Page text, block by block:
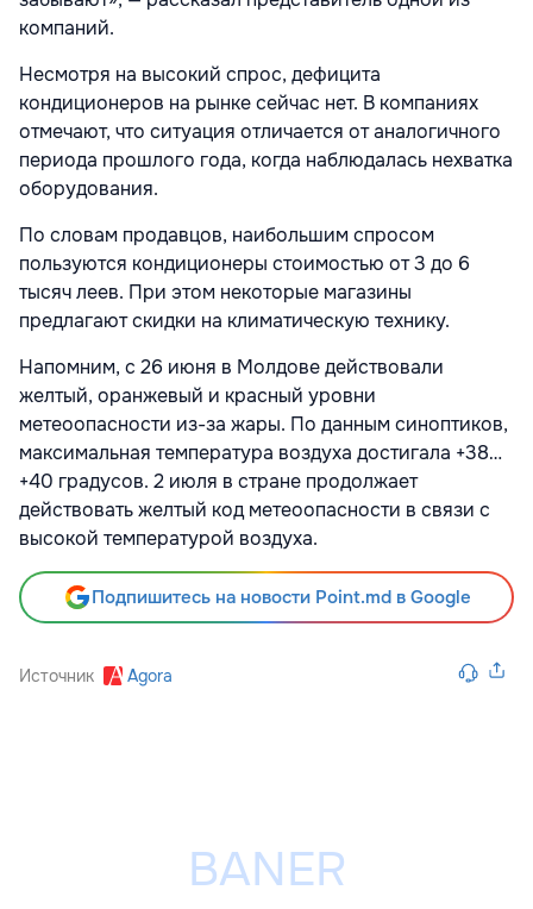
компаний.
Несмотря на высокий спрос, дефицита
кондиционеров на рынке сейчас нет. В компаниях
отмечают, что ситуация отличается от аналогичного
периода прошлого года, когда наблюдалась нехватка
оборудования.
По словам продавцов, наибольшим спросом
пользуются кондиционеры стоимостью от 3 до 6
тысяч леев. При этом некоторые магазины
предлагают скидки на климатическую технику.
Напомним, с 26 июня в Молдове действовали
желтый, оранжевый и красный уровни
метеоопасности из-за жары. По данным синоптиков,
максимальная температура воздуха достигала +38…
+40 градусов. 2 июля в стране продолжает
действовать желтый код метеоопасности в связи с
высокой температурой воздуха.
Подпишитесь на новости Point.md в Google
Источник Agora